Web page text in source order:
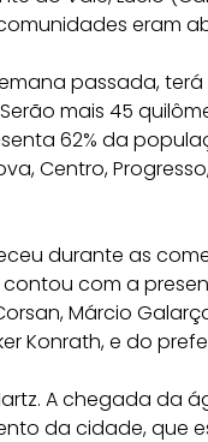
eram
passada, terá
mais 45
62% da
Centro,
durante as
com a
Márcio
Konrath, e do
A chegada
da cidade, que